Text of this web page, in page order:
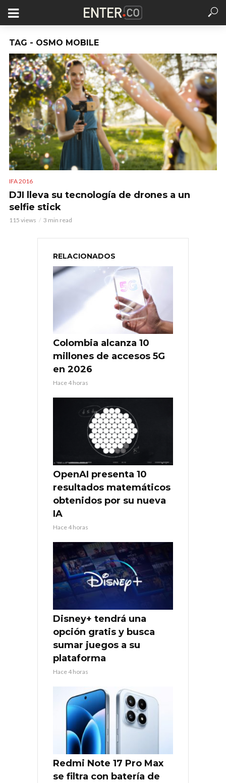
TAG - OSMO MOBILE
IFA 2016
DJI lleva su tecnología de drones a un
selfie stick
115 views 3 min read
RELACIONADOS
Colombia alcanza 10
millones de accesos 5G
en 2026
Hace 4 horas
OpenAI presenta 10
resultados matemáticos
obtenidos por su nueva
IA
Hace 4 horas
Disney+ tendrá una
opción gratis y busca
sumar juegos a su
plataforma
Hace 4 horas
Redmi Note 17 Pro Max
se filtra con batería de